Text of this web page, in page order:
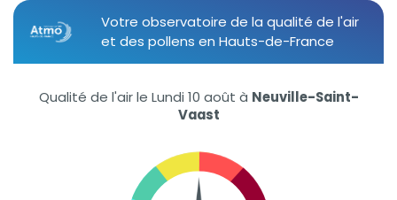
Votre observatoire de la qualité de l'air
et des pollens en Hauts-de-France
Qualité de l'air le Lundi 10 août à Neuville-Saint-
Vaast